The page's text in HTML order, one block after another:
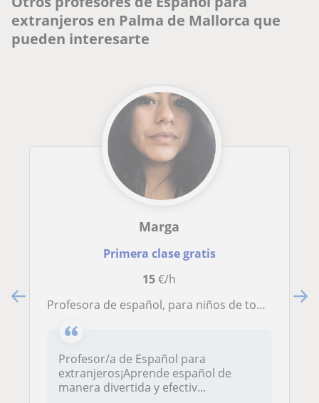
extranjeros en Palma de Mallorca que
pueden interesarte
Marga
Primera clase gratis
15€/h
Profesora de español, para niños de todas las edades
Profesor/a de Español para
extranjeros¡Aprende español de
manera divertida y efectiv...